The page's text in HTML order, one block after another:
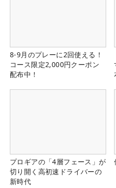
8-9月のプレーに2回使える！
コース限定2,000円クーポン
配布中！
プロギアの「4層フェース」が
切り開く高初速ドライバーの
新時代